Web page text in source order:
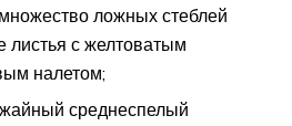
ложных стеблей
с желтоватым
налетом;
среднеспелый